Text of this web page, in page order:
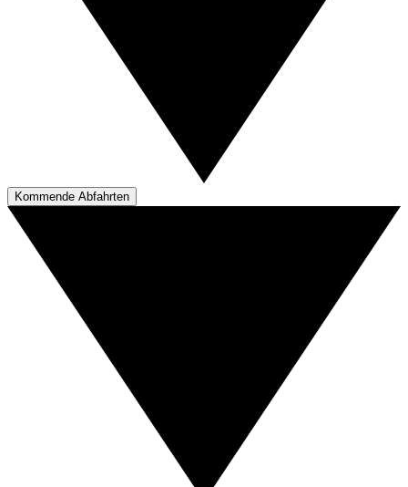
Kommende Abfahrten